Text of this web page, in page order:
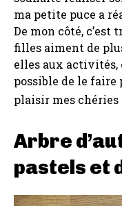
ma petite puce a
De mon côté, c’est
filles aiment de
elles aux activités,
possible de le faire
plaisir mes chéries
Arbre
pastels et